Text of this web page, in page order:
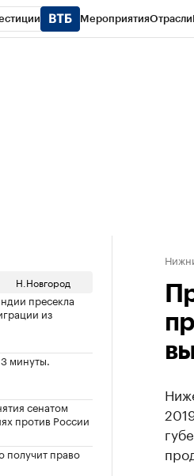
МероприятияОтрасли
Н.Новгород
пресекла
из
минуты.
сенатом
против России
получит право